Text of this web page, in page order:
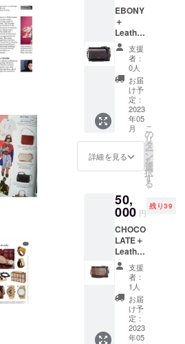
ら輸入
しま
す。日
本倉庫
で一回
検品後
配送さ
れま
す。通
常1週間
程度で
配送さ
れます
が、稀
ともあ
りま
ます。
｜長
さ：38
㎝｜
ポーラ
ンドか
ら日本
までの
輸送
費、日
本国内
発送料
(東京発
送)、税
CAMPF
IREの手
17% (掲
載手数
料
12%、
決済手
数料
5%) 込
みの値
段で
す。 配
EBONY
＋
Leather
Strap
金具の
色はシ
ルバー
または
ゴール
ドの2色
からお
選びい
ただけ
ます。
WIDTH
HEIGHT
15 CM,
DEPTH
8 CM｜
ポーラ
ンドか
ら日本
までの
輸送
費、日
本国内
発送料
(東京発
送)、税
支援
者：
0人
お届
け予
定：
2023
年05
月
詳細を見る
こ
の
リ
タ
ー
ン
を
選
択
す
る
50,
000 円
残り39
CHOCO
LATE＋
Leather
Strap
金具の
色はシ
ルバー
または
ゴール
ドの2色
からお
支援
者：
1人
お届
け予
定：
2023
年05